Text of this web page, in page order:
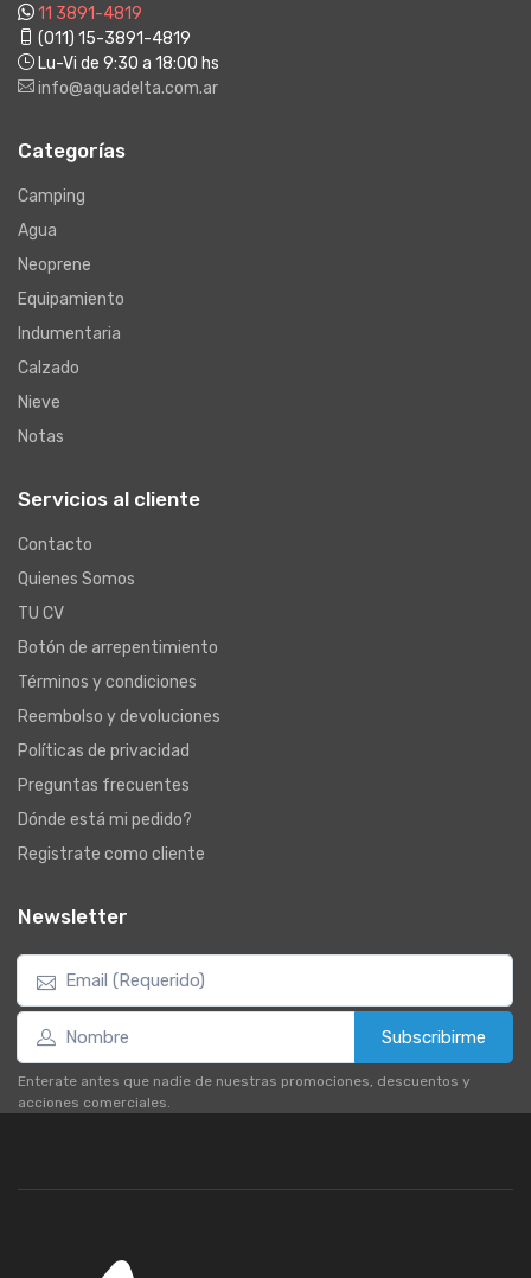
11 3891-4819
(011) 15-3891-4819
Lu-Vi de 9:30 a 18:00 hs
info@aquadelta.com.ar
Categorías
Camping
Agua
Neoprene
Equipamiento
Indumentaria
Calzado
Nieve
Notas
Servicios al cliente
Contacto
Quienes Somos
TU CV
Botón de arrepentimiento
Términos y condiciones
Reembolso y devoluciones
Políticas de privacidad
Preguntas frecuentes
Dónde está mi pedido?
Registrate como cliente
Newsletter
Subscribirme
Enterate antes que nadie de nuestras promociones, descuentos y
acciones comerciales.